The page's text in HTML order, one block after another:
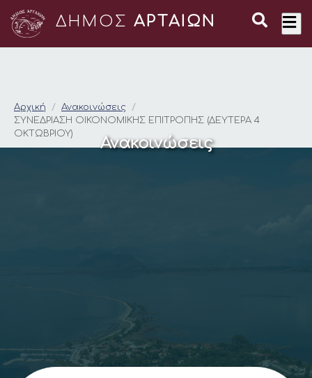
ΔΗΜΟΣ ΑΡΤΑΙΩΝ
ΣΥΝΕΔΡΙΑΣΗ
Αρχική
Ανακοινώσεις
ΣΥΝΕΔΡΙΑΣΗ ΟΙΚΟΝΟΜΙΚΗΣ ΕΠΙΤΡΟΠΗΣ (ΔΕΥΤΕΡΑ 4
ΟΚΤΩΒΡΙΟΥ)
Ανακοινώσεις